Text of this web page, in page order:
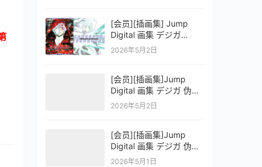
[会员][插画集] Jump
Digital 画集 デジガ
D.Gray-man
2026年5月2日
[会员][插画集]Jump
Digital 画集 デジガ 伪恋
ニセコイ 3
2026年5月2日
[会员][插画集]Jump
Digital 画集 デジガ 伪恋
ニセコイ 2
2026年5月1日